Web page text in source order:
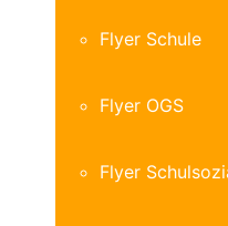
Flyer Schule
Flyer OGS
Flyer